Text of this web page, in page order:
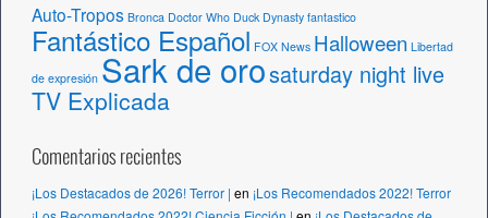
Auto-Tropos Bronca Doctor Who Duck Dynasty fantastico
Fantástico Español FOX News Halloween Libertad
de expresión Sark de orosaturday night live
TV Explicada
Comentarios recientes
¡Los Destacados de 2026! Terror | en ¡Los Recomendados 2022! Terror